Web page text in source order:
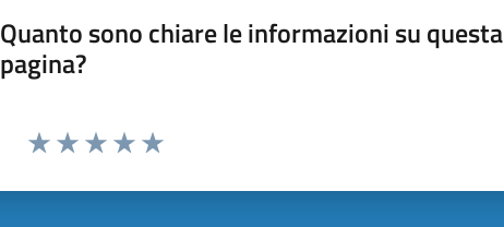
Quanto sono chiare le informazioni su questa
pagina?
Valuta da 1 a 5 stelle la pagina